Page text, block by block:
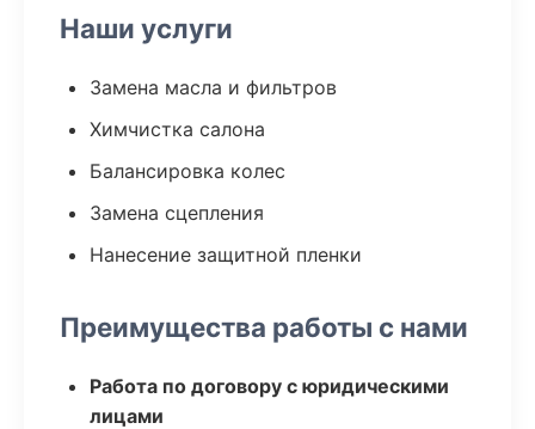
Наши услуги
Замена масла и фильтров
Химчистка салона
Балансировка колес
Замена сцепления
Нанесение защитной пленки
Преимущества работы с нами
Работа по договору с юридическими
лицами